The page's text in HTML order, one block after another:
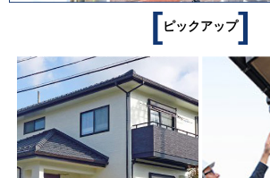
[ピックアップ]